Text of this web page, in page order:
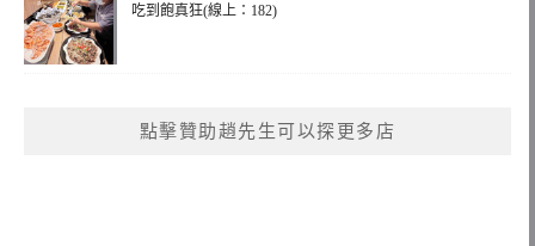
吃到飽真狂(線上：182)
點擊贊助趙先生可以探更多店